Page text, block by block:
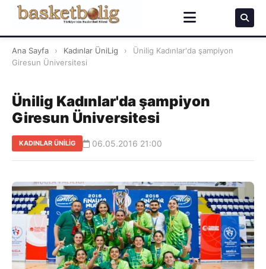
Ana Sayfa › Kadınlar ÜniLig ›
Ünilig Kadınlar'da şampiyon
Giresun Üniversitesi
Ünilig Kadınlar'da şampiyon
Giresun Üniversitesi
KADINLAR ÜNILIG 06.05.2016 21:00